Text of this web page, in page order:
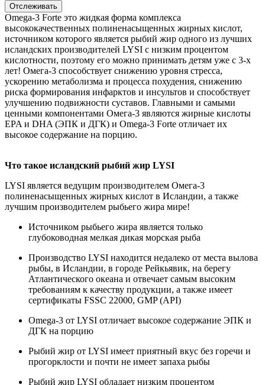
Отслеживать
Omega-3 Forte это жидкая форма комплекса
высококачественных полиненасыщенных жирных кислот,
источником которого является рыбий жир одного из лучших
исландских производителей LYSI с низким процентом
кислотности, поэтому его можно принимать детям уже с 3-х
лет! Омега-3 способствует снижению уровня стресса,
ускорению метаболизма и процесса похудения, снижению
риска формирования инфарктов и инсультов и способствует
улучшению подвижности суставов. Главными и самыми
ценными компонентами Омега-3 являются жирные кислоты
EPA и DHA (ЭПК и ДГК) и Omega-3 Forte отличает их
высокое содержание на порцию.
Что такое исландский рыбий жир LYSI
LYSI является ведущим производителем Омега-3
полиненасыщенных жирных кислот в Исландии, а также
лучшим производителем рыбьего жира мире!
Источником рыбьего жира является только
глубоководная мелкая дикая морская рыба
Производство LYSI находится недалеко от места вылова
рыбы, в Исландии, в городе Рейкьявик, на берегу
Атлантического океана и отвечает самым высоким
требованиям к качеству продукции, а также имеет
сертификаты FSSC 22000, GMP (API)
Omega-3 от LYSI отличает высокое содержание ЭПК и
ДГК на порцию
Рыбий жир от LYSI имеет приятный вкус без горечи и
прогорклости и почти не имеет запаха рыбы
Рыбий жир LYSI обладает низким процентом